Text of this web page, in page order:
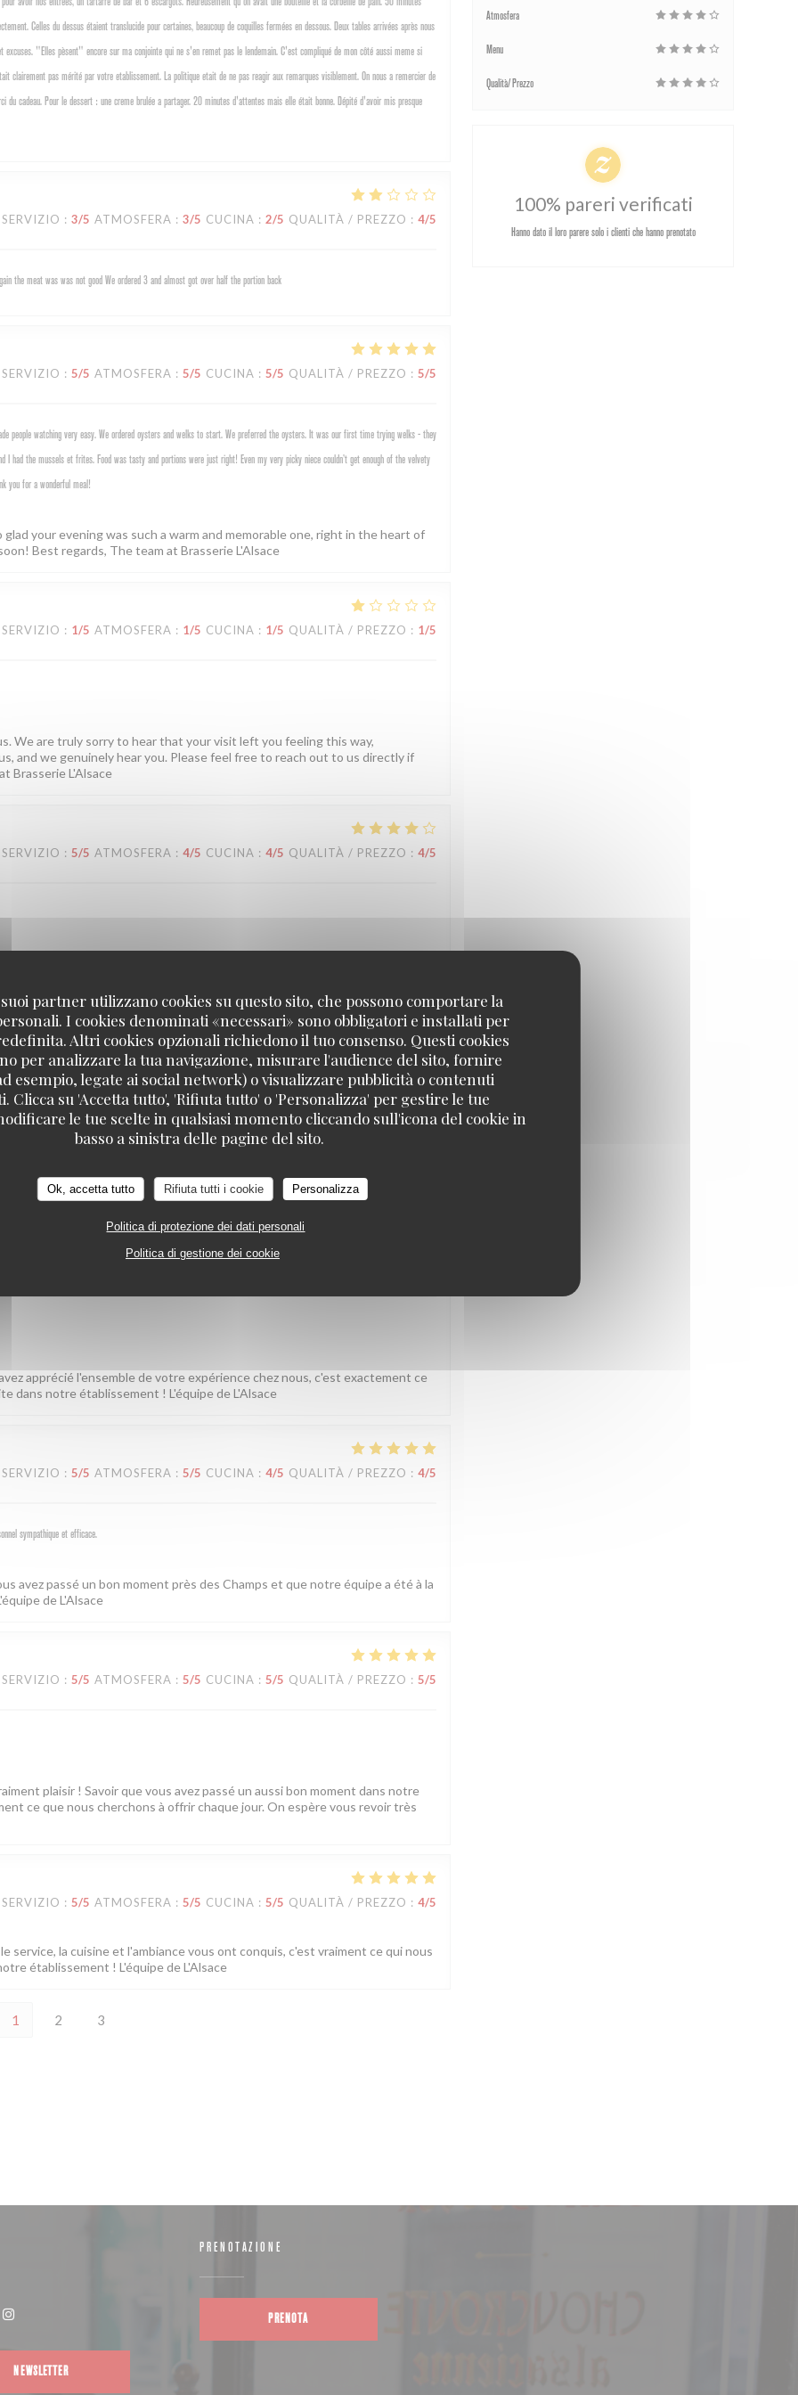
partner utilizzano cookies su questo sito, che possono comportare la
I cookies denominati «necessari» sono obbligatori e installati per
Altri cookies opzionali richiedono il tuo consenso. Questi cookies
per analizzare la tua navigazione, misurare l'audience del sito, fornire
esempio, legate ai social network) o visualizzare pubblicità o contenuti
Clicca su 'Accetta tutto', 'Rifiuta tutto' o 'Personalizza' per gestire le tue
le tue scelte in qualsiasi momento cliccando sull'icona del cookie in
basso a sinistra delle pagine del sito.
Ok, accetta tutto Rifiuta tutti i cookie Personalizza
Politica di protezione dei dati personali
Politica di gestione dei cookie
Celles du dessus étaient translucide pour certaines, beaucoup de coquilles fermées en dessous. Deux tables arrivées après nous
"Elles pèsent" encore sur ma conjointe qui ne s'en remet pas le lendemain. C'est compliqué de mon côté aussi meme si
pas mérité par votre etablissement. La politique etait de ne pas reagir aux remarques visiblement. On nous a remercier de
cadeau. Pour le dessert : une creme brulée a partager. 20 minutes d'attentes mais elle était bonne. Dépité d'avoir mis presque
SERVIZIO : 3/5 ATMOSFERA : 3/5 CUCINA : 2/5 QUALITÀ / PREZZO : 4/5
the meat was was not good We ordered 3 and almost got over half the portion back
SERVIZIO : 5/5 ATMOSFERA : 5/5 CUCINA : 5/5 QUALITÀ / PREZZO : 5/5
people watching very easy. We ordered oysters and welks to start. We preferred the oysters. It was our first time trying welks - they
I had the mussels et frites. Food was tasty and portions were just right! Even my very picky niece couldn’t get enough of the velvety
you for a wonderful meal!
your evening was such a warm and memorable one, right in the heart of
Best regards, The team at Brasserie L'Alsace
SERVIZIO : 1/5 ATMOSFERA : 1/5 CUCINA : 1/5 QUALITÀ / PREZZO : 1/5
We are truly sorry to hear that your visit left you feeling this way,
and we genuinely hear you. Please feel free to reach out to us directly if
Brasserie L'Alsace
SERVIZIO : 5/5 ATMOSFERA : 4/5 CUCINA : 4/5 QUALITÀ / PREZZO : 4/5
! Nous sommes ravis que notre équipe vous ait bien accompagnée. À
de la brasserie L'Alsace.
SERVIZIO: 5/5 ATMOSFERA: 5/5 CUCINA : 4/5 QUALITÀ / PREZZO: 4/5
Sie einen so schönen Abend bei uns verbracht haben. Was den Preis
freuen uns, Sie bald wieder bei uns begrüßen zu dürfen! Bis bald!
apprécié l'ensemble de votre expérience chez nous, c'est exactement ce
dans notre établissement ! L'équipe de L'Alsace
SERVIZIO : 5/5 ATMOSFERA : 5/5 CUCINA : 4/5 QUALITÀ / PREZZO : 4/5
sympathique et efficace.
avez passé un bon moment près des Champs et que notre équipe a été à la
de L'Alsace
SERVIZIO : 5/5 ATMOSFERA : 5/5 CUCINA : 5/5 QUALITÀ / PREZZO : 5/5
plaisir ! Savoir que vous avez passé un aussi bon moment dans notre
ce que nous cherchons à offrir chaque jour. On espère vous revoir très
SERVIZIO : 5/5 ATMOSFERA : 5/5 CUCINA : 5/5 QUALITÀ / PREZZO : 4/5
service, la cuisine et l'ambiance vous ont conquis, c'est vraiment ce qui nous
établissement ! L'équipe de L'Alsace
1 2 3
Atmosfera
Menu
Qualità/Prezzo
100% pareri verificati
Hanno dato il loro parere solo i clienti che hanno prenotato
NEWSLETTER
PRENOTAZIONE
PRENOTA